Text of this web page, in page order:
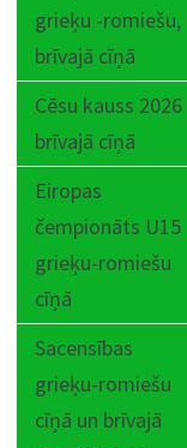
grieķu -romiešu,
brīvajā cīņā
Cēsu kauss 2026
brīvajā cīņā
Eiropas
čempionāts U15
grieķu-romiešu
cīņā
Sacensības
grieķu-romiešu
cīņā un brīvajā